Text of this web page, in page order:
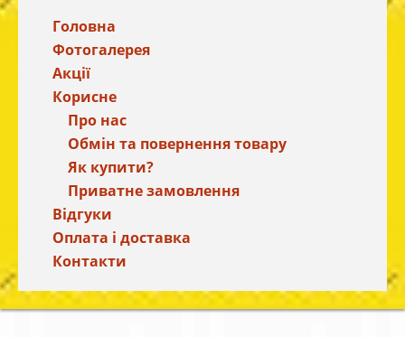
Головна
Фотогалерея
Акції
Корисне
Про нас
Обмін та повернення товару
Як купити?
Приватне замовлення
Відгуки
Оплата і доставка
Контакти